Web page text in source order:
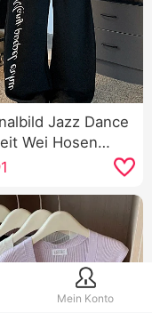
Jazz Dance
Wei Hosen
Locker Schlank
Komfort Weite
Bündchen
Mein Konto